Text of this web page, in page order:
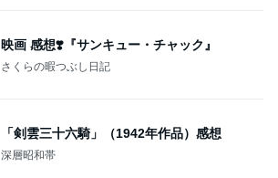
映画 感想❣️『サンキュー・チャック』
さくらの暇つぶし日記
「剣雲三十六騎」（1942年作品）感想
深層昭和帯